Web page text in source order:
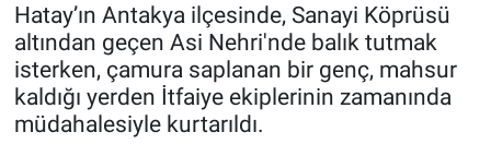
Hatay’ın Antakya ilçesinde, Sanayi Köprüsü
altından geçen Asi Nehri'nde balık tutmak
isterken, çamura saplanan bir genç, mahsur
kaldığı yerden İtfaiye ekiplerinin zamanında
müdahalesiyle kurtarıldı.